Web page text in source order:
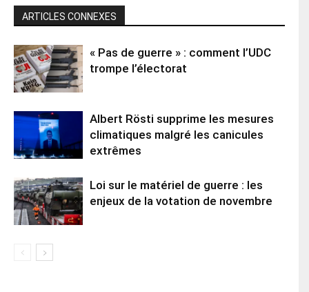
ARTICLES CONNEXES
« Pas de guerre » : comment l’UDC
trompe l’électorat
Albert Rösti supprime les mesures
climatiques malgré les canicules
extrêmes
Loi sur le matériel de guerre : les
enjeux de la votation de novembre